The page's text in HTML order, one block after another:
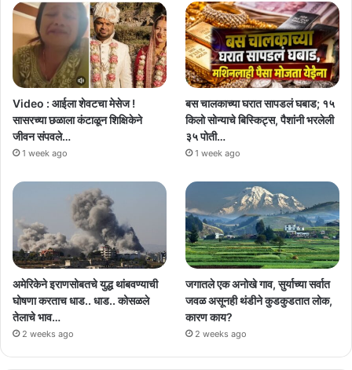
Video : आईला शेवटचा मेसेज !
सासरच्या छळाला कंटाळून शिक्षिकेने
जीवन संपवले…
1 week ago
बस चालकाच्या घरात सापडलं घबाड; १५
किलो सोन्याचे बिस्किट्स, पैशांनी भरलेली
३५ पोती…
1 week ago
अमेरिकेने इराणसोबतचे युद्ध थांबवण्याची
घोषणा करताच धाड.. धाड.. कोसळले
तेलाचे भाव…
2 weeks ago
जगातले एक अनोखे गाव, सुर्याच्या सर्वात
जवळ असूनही थंडीने कुडकुडतात लोक,
कारण काय?
2 weeks ago